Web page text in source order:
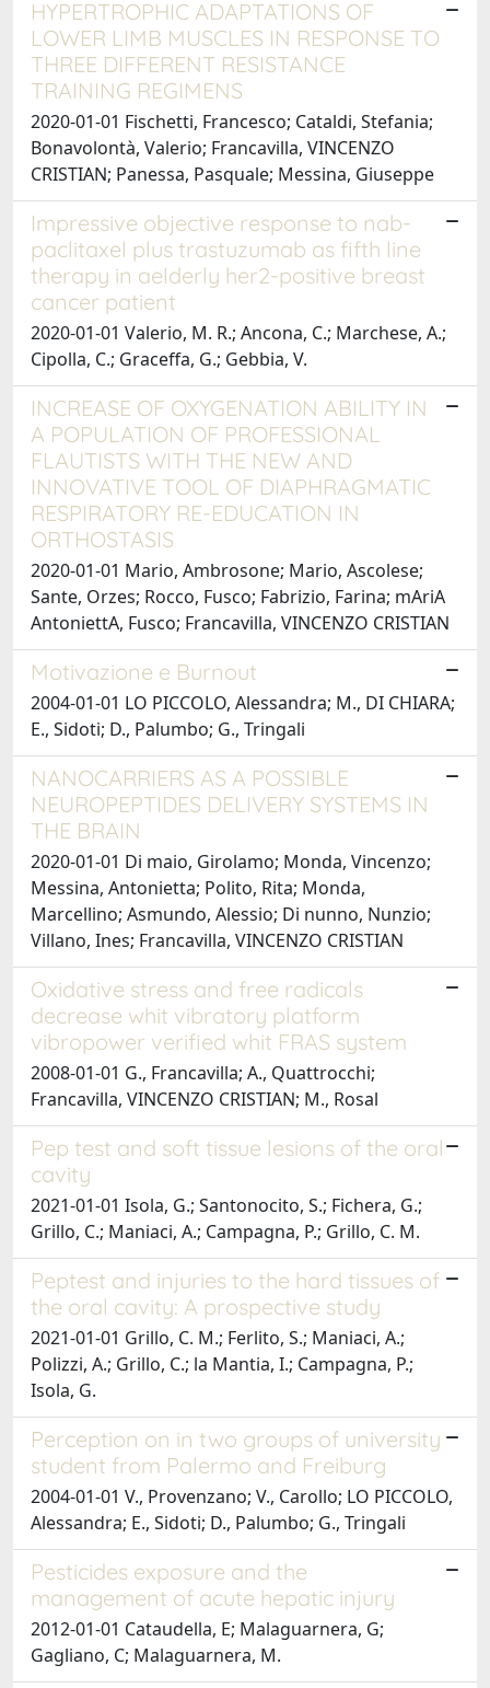
HYPERTROPHIC ADAPTATIONS OF
LOWER LIMB MUSCLES IN RESPONSE TO
THREE DIFFERENT RESISTANCE
TRAINING REGIMENS
2020-01-01 Fischetti, Francesco; Cataldi, Stefania;
Bonavolontà, Valerio; Francavilla, VINCENZO
CRISTIAN; Panessa, Pasquale; Messina, Giuseppe
Impressive objective response to nab-
paclitaxel plus trastuzumab as fifth line
therapy in aelderly her2-positive breast
cancer patient
2020-01-01 Valerio, M. R.; Ancona, C.; Marchese, A.;
Cipolla, C.; Graceffa, G.; Gebbia, V.
INCREASE OF OXYGENATION ABILITY IN
A POPULATION OF PROFESSIONAL
FLAUTISTS WITH THE NEW AND
INNOVATIVE TOOL OF DIAPHRAGMATIC
RESPIRATORY RE-EDUCATION IN
ORTHOSTASIS
2020-01-01 Mario, Ambrosone; Mario, Ascolese;
Sante, Orzes; Rocco, Fusco; Fabrizio, Farina; mAriA
AntoniettA, Fusco; Francavilla, VINCENZO CRISTIAN
Motivazione e Burnout
2004-01-01 LO PICCOLO, Alessandra; M., DI CHIARA;
E., Sidoti; D., Palumbo; G., Tringali
NANOCARRIERS AS A POSSIBLE
NEUROPEPTIDES DELIVERY SYSTEMS IN
THE BRAIN
2020-01-01 Di maio, Girolamo; Monda, Vincenzo;
Messina, Antonietta; Polito, Rita; Monda,
Marcellino; Asmundo, Alessio; Di nunno, Nunzio;
Villano, Ines; Francavilla, VINCENZO CRISTIAN
Oxidative stress and free radicals
decrease whit vibratory platform
vibropower verified whit FRAS system
2008-01-01 G., Francavilla; A., Quattrocchi;
Francavilla, VINCENZO CRISTIAN; M., Rosal
Pep test and soft tissue lesions of the oral
cavity
2021-01-01 Isola, G.; Santonocito, S.; Fichera, G.;
Grillo, C.; Maniaci, A.; Campagna, P.; Grillo, C. M.
Peptest and injuries to the hard tissues of
the oral cavity: A prospective study
2021-01-01 Grillo, C. M.; Ferlito, S.; Maniaci, A.;
Polizzi, A.; Grillo, C.; la Mantia, I.; Campagna, P.;
Isola, G.
Perception on in two groups of university
student from Palermo and Freiburg
2004-01-01 V., Provenzano; V., Carollo; LO PICCOLO,
Alessandra; E., Sidoti; D., Palumbo; G., Tringali
Pesticides exposure and the
management of acute hepatic injury
2012-01-01 Cataudella, E; Malaguarnera, G;
Gagliano, C; Malaguarnera, M.